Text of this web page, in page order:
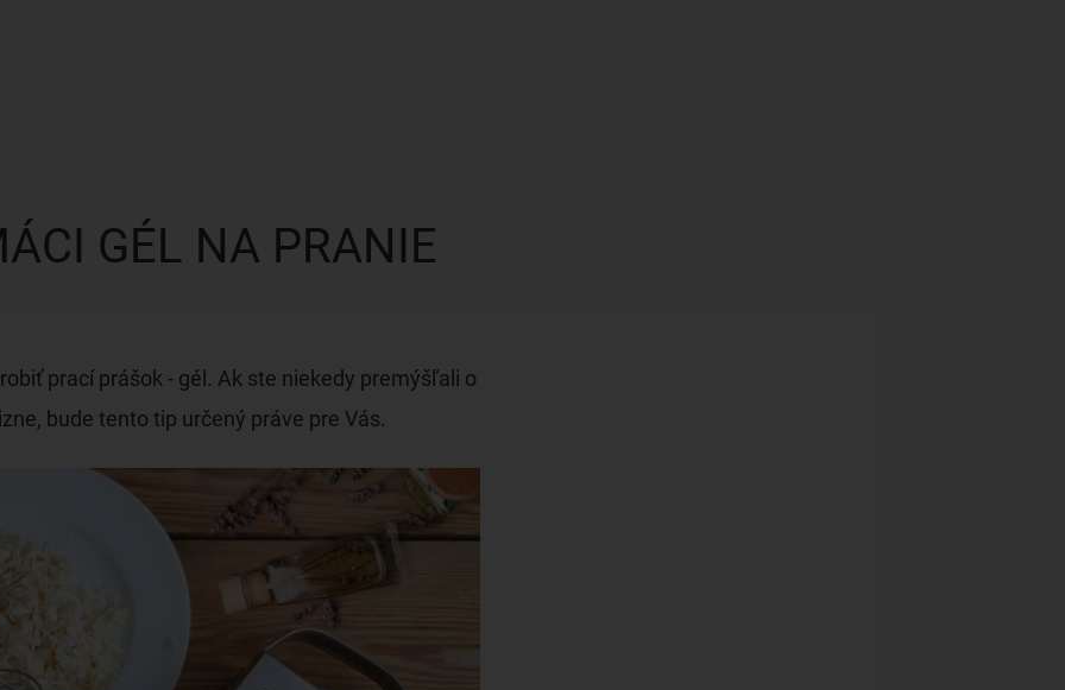
GÉL NA PRANIE
prací prášok - gél. Ak ste niekedy premýšľali o
bude tento tip určený práve pre Vás.